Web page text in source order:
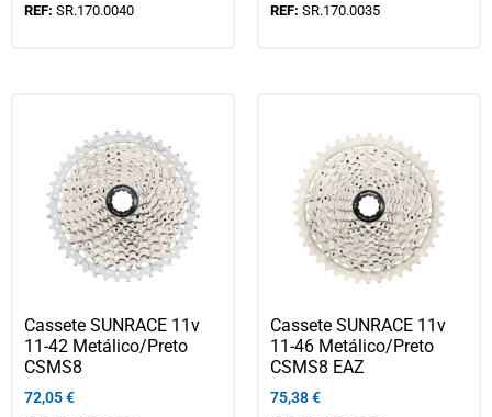
REF: SR.170.0040 REF: SR.170.0035
Cassete SUNRACE 11v
11-42 Metálico/Preto
CSMS8
72,05€
Cassete SUNRACE 11v
11-46 Metálico/Preto
CSMS8 EAZ
75,38€